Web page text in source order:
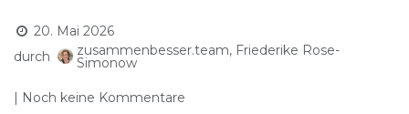
20. Mai 2026
durch
zusammenbesser.team, Friederike Rose-
Simonow
| Noch keine Kommentare